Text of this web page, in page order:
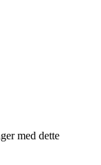
med dette